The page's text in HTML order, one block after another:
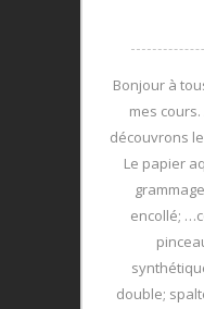
Bonjour à
mes
découvrons
Le papier
encollé;
double;